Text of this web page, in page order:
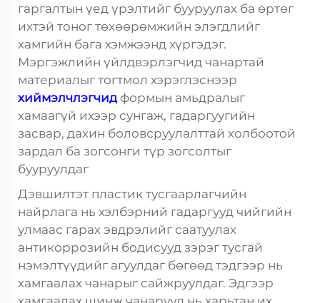
гаргалтын үед үрэлтийг бууруулах ба өртөг
ихтэй тоног төхөөрөмжийн элэгдлийг
хамгийн бага хэмжээнд хүргэдэг.
Мэргэжлийн үйлдвэрлэгчид чанартай
материалыг тогтмол хэрэглэснээр
хиймэлчлэгчид формын амьдралыг
хамаагүй ихээр сунгаж, гадаргуугийн
засвар, дахин боловсруулалттай холбоотой
зардал ба зогсонги түр зогсолтыг
бууруулдаг
Дэвшилтэт пластик тусгаарлагчийн
найрлага нь хэлбэрний гадаргууд чийгийн
улмаас гарах эвдрэлийг саатуулах
антикоррозийн бодисууд зэрэг тусгай
нэмэлтүүдийг агуулдаг бөгөөд тэдгээр нь
хамгаалах чанарыг сайжруулдаг. Эдгээр